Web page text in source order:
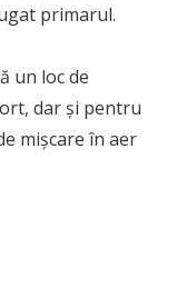
primarul.
un loc de
dar și pentru
mișcare în aer